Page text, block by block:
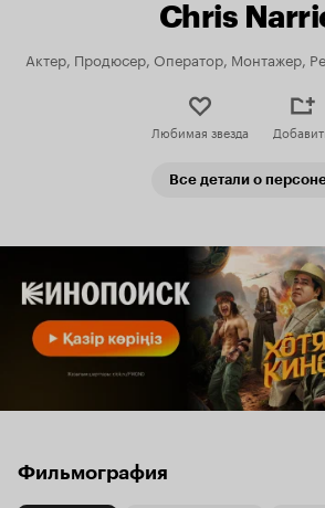
Chris
Актер, Продюсер, Оператор, Монтажер,
Любимая звезда
Все детали о
Фильмография